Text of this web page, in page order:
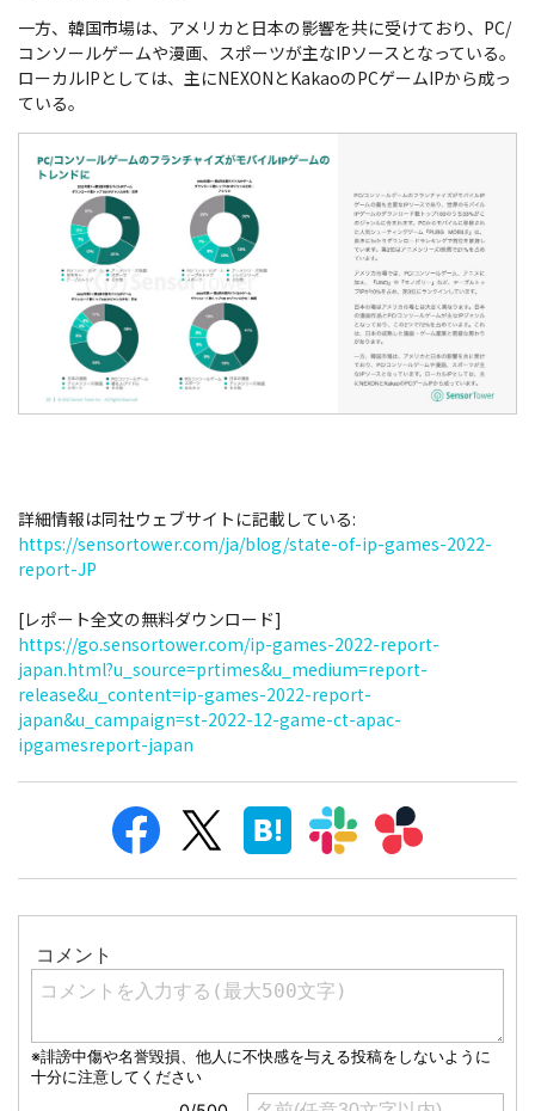
一方、韓国市場は、アメリカと日本の影響を共に受けており、PC/
コンソールゲームや漫画、スポーツが主なIPソースとなっている。
ローカルIPとしては、主にNEXONとKakaoのPCゲームIPから成っ
ている。
詳細情報は同社ウェブサイトに記載している:
https://sensortower.com/ja/blog/state-of-ip-games-2022-
report-JP
[レポート全文の無料ダウンロード]
https://go.sensortower.com/ip-games-2022-report-
japan.html?u_source=prtimes&u_medium=report-
release&u_content=ip-games-2022-report-
japan&u_campaign=st-2022-12-game-ct-apac-
ipgamesreport-japan